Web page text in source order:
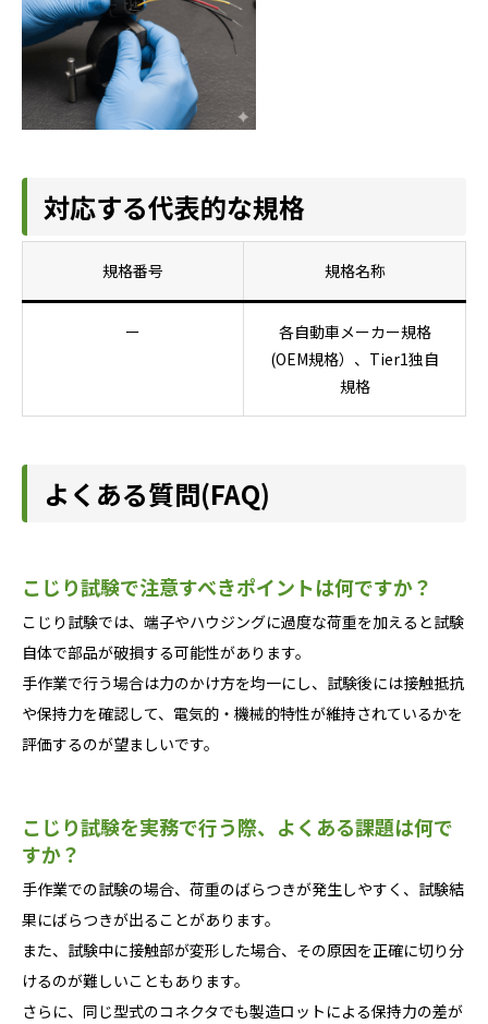
対応する代表的な規格
規格番号 規格名称
ー
各自動車メーカー規格
(OEM規格）、Tier1独自
規格
よくある質問(FAQ)
こじり試験で注意すべきポイントは何ですか？
こじり試験では、端子やハウジングに過度な荷重を加えると試験
自体で部品が破損する可能性があります。
手作業で行う場合は力のかけ方を均一にし、試験後には接触抵抗
や保持力を確認して、電気的・機械的特性が維持されているかを
評価するのが望ましいです。
こじり試験を実務で行う際、よくある課題は何で
すか？
手作業での試験の場合、荷重のばらつきが発生しやすく、試験結
果にばらつきが出ることがあります。
また、試験中に接触部が変形した場合、その原因を正確に切り分
けるのが難しいこともあります。
さらに、同じ型式のコネクタでも製造ロットによる保持力の差が